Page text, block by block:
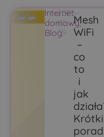
Internet
domowy,
Blog
2026-
01-
09
Mesh
WiFi
–
co
to
i
jak
Krótki